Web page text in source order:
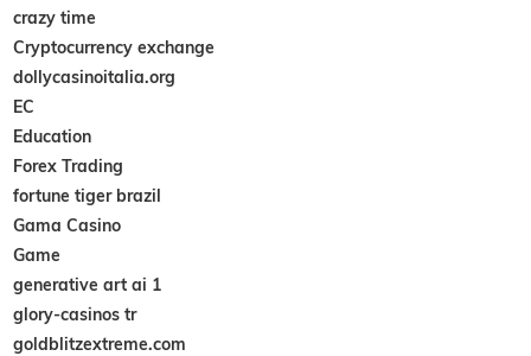
crazy time
Cryptocurrency exchange
dollycasinoitalia.org
EC
Education
Forex Trading
fortune tiger brazil
Gama Casino
Game
generative art ai 1
glory-casinos tr
goldblitzextreme.com